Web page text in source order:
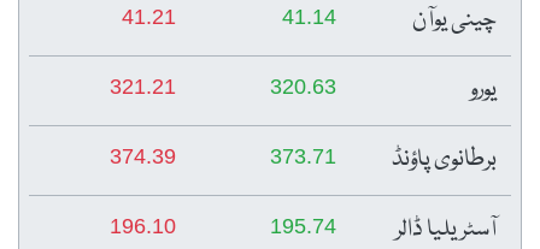
چینی یوآن
41.14
41.21
یورو 320.63
321.21
برطانوی پاؤنڈ 373.71
374.39
آسٹریلیا ڈالر 195.74
196.10